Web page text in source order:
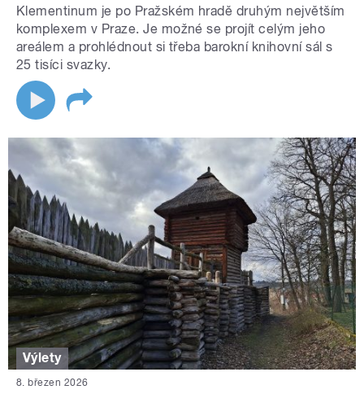
Klementinum je po Pražském hradě druhým největším
komplexem v Praze. Je možné se projít celým jeho
areálem a prohlédnout si třeba barokní knihovní sál s
25 tisíci svazky.
Výlety
8. březen 2026